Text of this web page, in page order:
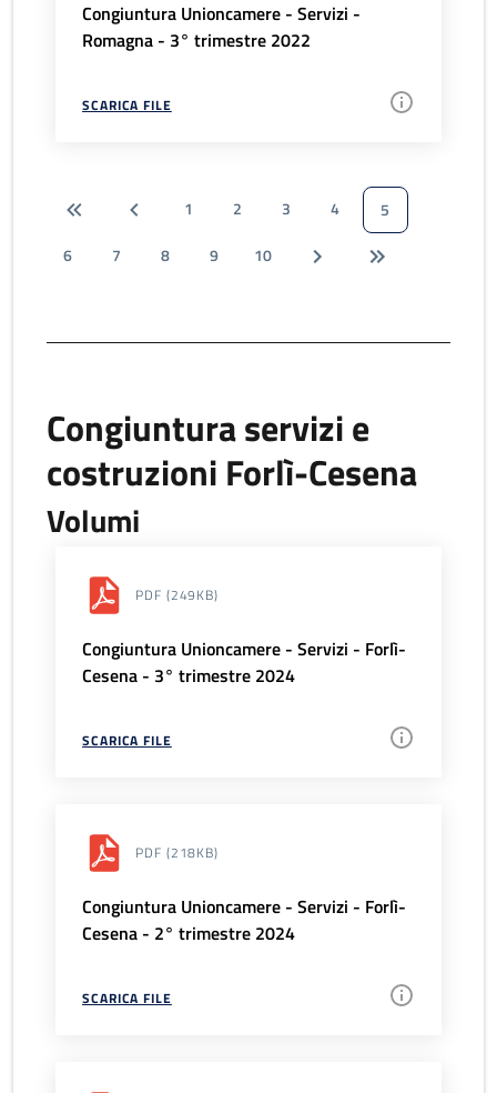
Congiuntura Unioncamere - Servizi -
Romagna - 3° trimestre 2022
SCARICA FILE
1 2 3 4
5
6
7 8 9 10
Congiuntura servizi e
costruzioni Forlì-Cesena
Volumi
PDF (249KB)
Congiuntura Unioncamere - Servizi - Forlì-
Cesena - 3° trimestre 2024
SCARICA FILE
PDF (218KB)
Congiuntura Unioncamere - Servizi - Forlì-
Cesena - 2° trimestre 2024
SCARICA FILE